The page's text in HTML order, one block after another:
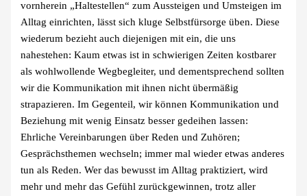
vornherein „Haltestellen“ zum Aussteigen und Umsteigen im
Alltag einrichten, lässt sich kluge Selbstfürsorge üben. Diese
wiederum bezieht auch diejenigen mit ein, die uns
nahestehen: Kaum etwas ist in schwierigen Zeiten kostbarer
als wohlwollende Wegbegleiter, und dementsprechend sollten
wir die Kommunikation mit ihnen nicht übermäßig
strapazieren. Im Gegenteil, wir können Kommunikation und
Beziehung mit wenig Einsatz besser gedeihen lassen:
Ehrliche Vereinbarungen über Reden und Zuhören;
Gesprächsthemen wechseln; immer mal wieder etwas anderes
tun als Reden. Wer das bewusst im Alltag praktiziert, wird
mehr und mehr das Gefühl zurückgewinnen, trotz aller